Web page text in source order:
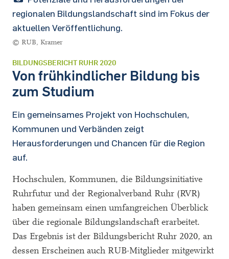
regionalen Bildungslandschaft sind im Fokus der
aktuellen Veröffentlichung.
© RUB, Kramer
BILDUNGSBERICHT RUHR 2020
Von frühkindlicher Bildung bis
zum Studium
Ein gemeinsames Projekt von Hochschulen,
Kommunen und Verbänden zeigt
Herausforderungen und Chancen für die Region
auf.
Hochschulen, Kommunen, die Bildungsinitiative
Ruhrfutur und der Regionalverband Ruhr (RVR)
haben gemeinsam einen umfangreichen Überblick
über die regionale Bildungslandschaft erarbeitet.
Das Ergebnis ist der Bildungsbericht Ruhr 2020, an
dessen Erscheinen auch RUB-Mitglieder mitgewirkt